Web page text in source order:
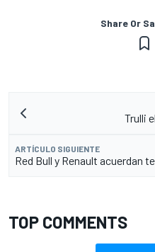
Share Or
Trulli
ARTÍCULO SIGUIENTE
Red Bull y Renault acuerdan
TOP COMMENTS